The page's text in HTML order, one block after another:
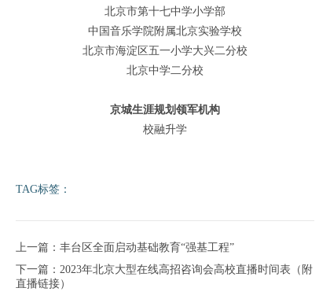
北京市第十七中学小学部
中国音乐学院附属北京实验学校
北京市海淀区五一小学大兴二分校
北京中学二分校
京城生涯规划领军机构
校融升学
TAG标签：
上一篇：丰台区全面启动基础教育“强基工程”
下一篇：2023年北京大型在线高招咨询会高校直播时间表（附
直播链接）